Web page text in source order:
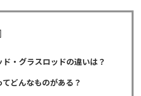
・グラスロッドの違いは？
どんなものがある？